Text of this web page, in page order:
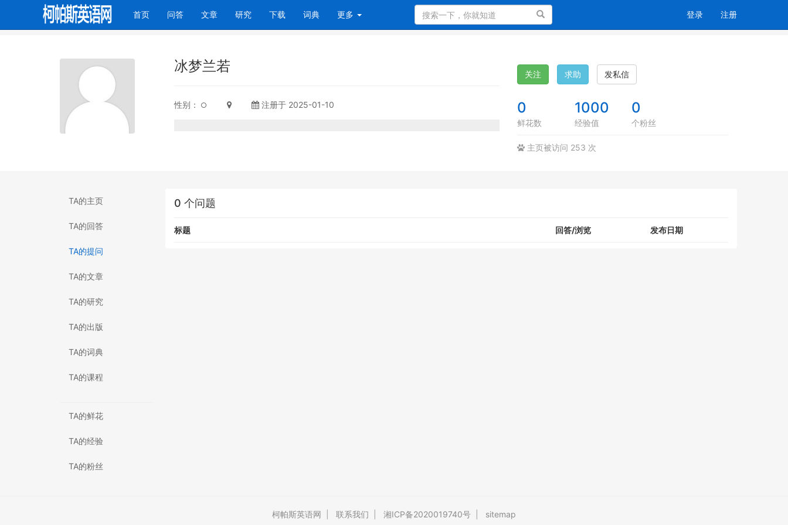
首页(current)
问答 文章 研究 下载 词典 更多 搜索 登录 注册
冰梦兰若
性别： 注册于 2025-01-10
关注 求助 发私信
0
鲜花数
1000
经验值
0
个粉丝
主页被访问 253 次
TA的主页
TA的回答
TA的提问
TA的文章
TA的研究
TA的出版
TA的词典
TA的课程
TA的鲜花
TA的经验
TA的粉丝
0 个问题
标题 回答/浏览 发布日期
柯帕斯英语网 联系我们 湘ICP备2020019740号 sitemap